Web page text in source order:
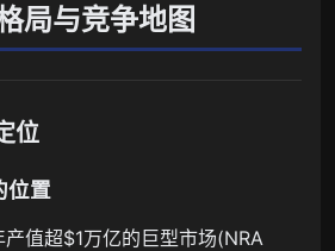
局与竞争地图
位
位置
值超$1万亿的巨型市场(NRA